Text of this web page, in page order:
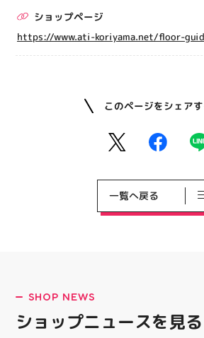
ショップページ
https://www.ati-koriyama.net/floor-
このページをシェア
一覧へ戻る
SHOP NEWS
ショップニュースを見る